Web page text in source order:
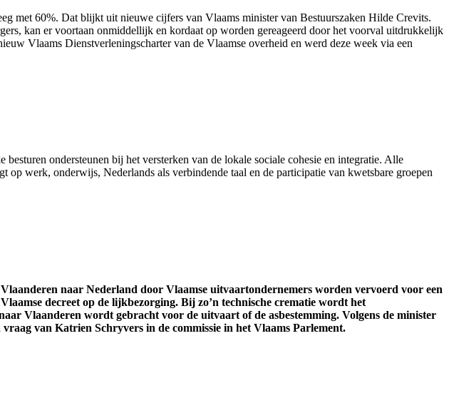
met 60%. Dat blijkt uit nieuwe cijfers van Vlaams minister van Bestuurszaken Hilde Crevits.
kan er voortaan onmiddellijk en kordaat op worden gereageerd door het voorval uitdrukkelijk
Vlaams Dienstverleningscharter van de Vlaamse overheid en werd deze week via een
ondersteunen bij het versterken van de lokale sociale cohesie en integratie. Alle
werk, onderwijs, Nederlands als verbindende taal en de participatie van kwetsbare groepen
naar Nederland door Vlaamse uitvaartondernemers worden vervoerd voor een
decreet op de lijkbezorging. Bij zo’n technische crematie wordt het
Vlaanderen wordt gebracht voor de uitvaart of de asbestemming. Volgens de minister
van Katrien Schryvers in de commissie in het Vlaams Parlement.